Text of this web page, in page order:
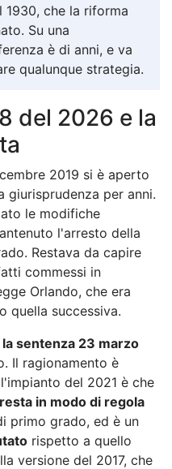
che la riforma
Su una
è di anni, e va
qualunque strategia.
del 2026 e la
2019 si è aperto
giurisprudenza per anni.
le modifiche
l'arresto della
Restava da capire
commessi in
Orlando, che era
quella successiva.
sentenza 23 marzo
Il ragionamento è
del 2021 è che
in modo di regola
primo grado, ed è un
rispetto a quello
versione del 2017, che